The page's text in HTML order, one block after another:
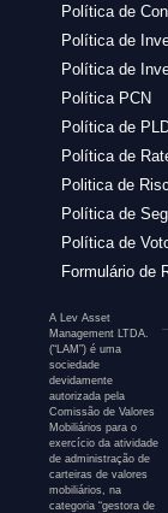
Política de
Política de
Política de
Política PCN
Política de
Política de
Politica de
Política de
Política de
Formulário de
A Lev Asset
Management LTDA.
(“LAM”) é uma
sociedade
devidamente
autorizada pela
Comissão de Valores
Mobiliários para o
exercício da atividade
de administração de
carteiras de valores
mobiliários, na
categoria “gestora de